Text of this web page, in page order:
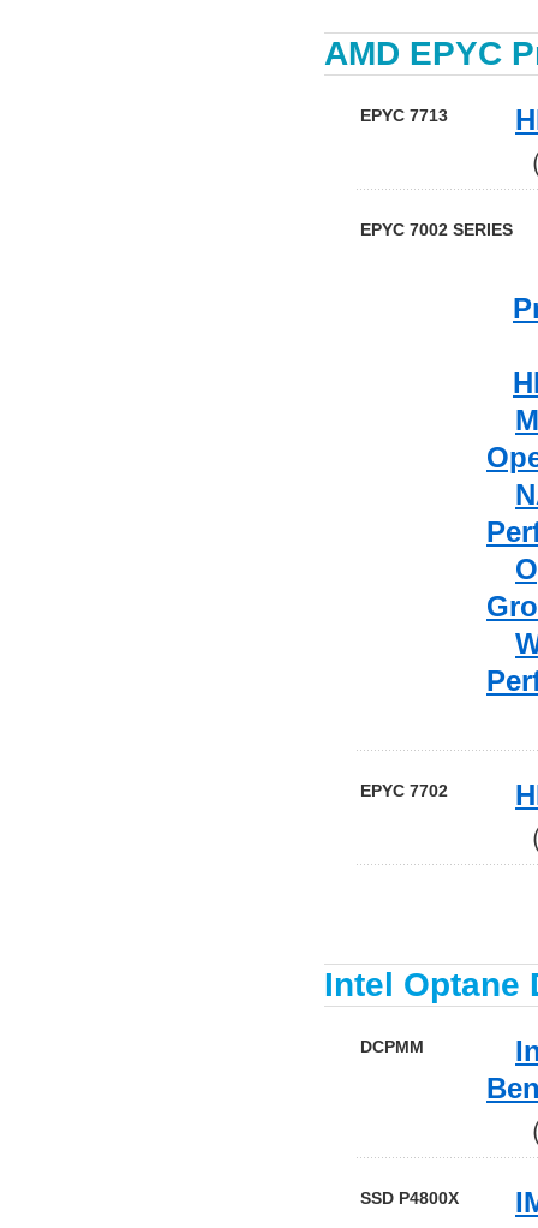
AMD EPYC
EPYC 7713
EPYC 7002 SERIES
EPYC 7702
Intel Optane
DCPMM
SSD P4800X